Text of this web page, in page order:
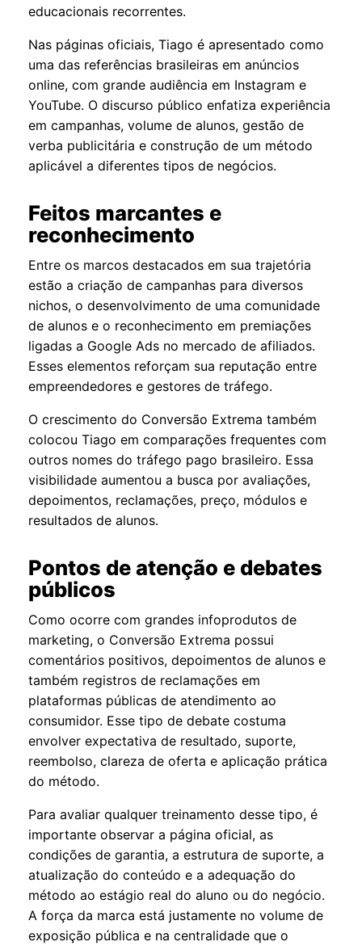
educacionais recorrentes.
Nas páginas oficiais, Tiago é apresentado como
uma das referências brasileiras em anúncios
online, com grande audiência em Instagram e
YouTube. O discurso público enfatiza experiência
em campanhas, volume de alunos, gestão de
verba publicitária e construção de um método
aplicável a diferentes tipos de negócios.
Feitos marcantes e
reconhecimento
Entre os marcos destacados em sua trajetória
estão a criação de campanhas para diversos
nichos, o desenvolvimento de uma comunidade
de alunos e o reconhecimento em premiações
ligadas a Google Ads no mercado de afiliados.
Esses elementos reforçam sua reputação entre
empreendedores e gestores de tráfego.
O crescimento do Conversão Extrema também
colocou Tiago em comparações frequentes com
outros nomes do tráfego pago brasileiro. Essa
visibilidade aumentou a busca por avaliações,
depoimentos, reclamações, preço, módulos e
resultados de alunos.
Pontos de atenção e debates
públicos
Como ocorre com grandes infoprodutos de
marketing, o Conversão Extrema possui
comentários positivos, depoimentos de alunos e
também registros de reclamações em
plataformas públicas de atendimento ao
consumidor. Esse tipo de debate costuma
envolver expectativa de resultado, suporte,
reembolso, clareza de oferta e aplicação prática
do método.
Para avaliar qualquer treinamento desse tipo, é
importante observar a página oficial, as
condições de garantia, a estrutura de suporte, a
atualização do conteúdo e a adequação do
método ao estágio real do aluno ou do negócio.
A força da marca está justamente no volume de
exposição pública e na centralidade que o